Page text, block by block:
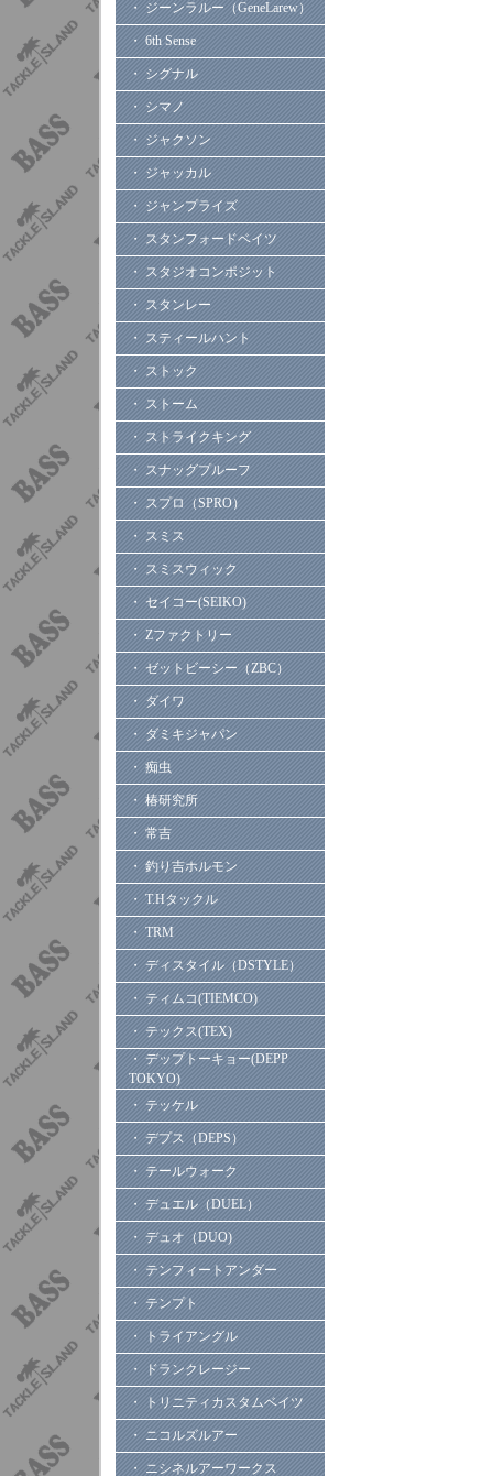
・ ジーンラルー（GeneLarew）
・ 6th Sense
・ シグナル
・ シマノ
・ ジャクソン
・ ジャッカル
・ ジャンプライズ
・ スタンフォードベイツ
・ スタジオコンポジット
・ スタンレー
・ スティールハント
・ ストック
・ ストーム
・ ストライクキング
・ スナッグプルーフ
・ スプロ（SPRO）
・ スミス
・ スミスウィック
・ セイコー(SEIKO)
・ Zファクトリー
・ ゼットビーシー（ZBC）
・ ダイワ
・ ダミキジャパン
・ 痴虫
・ 椿研究所
・ 常吉
・ 釣り吉ホルモン
・ T.Hタックル
・ TRM
・ ディスタイル（DSTYLE）
・ ティムコ(TIEMCO)
・ テックス(TEX)
・ デップトーキョー(DEPP
TOKYO)
・ テッケル
・ デプス（DEPS）
・ テールウォーク
・ デュエル（DUEL）
・ デュオ（DUO)
・ テンフィートアンダー
・ テンプト
・ トライアングル
・ ドランクレージー
・ トリニティカスタムベイツ
・ ニコルズルアー
・ ニシネルアーワークス